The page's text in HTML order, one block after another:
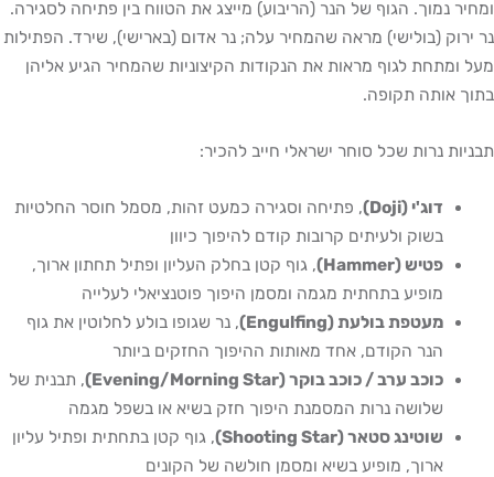
ומחיר נמוך. הגוף של הנר (הריבוע) מייצג את הטווח בין פתיחה לסגירה.
נר ירוק (בולישי) מראה שהמחיר עלה; נר אדום (בארישי), שירד. הפתילות
מעל ומתחת לגוף מראות את הנקודות הקיצוניות שהמחיר הגיע אליהן
בתוך אותה תקופה.
תבניות נרות שכל סוחר ישראלי חייב להכיר:
דוג'י (Doji)
, פתיחה וסגירה כמעט זהות, מסמל חוסר החלטיות
בשוק ולעיתים קרובות קודם להיפוך כיוון
פטיש (Hammer)
, גוף קטן בחלק העליון ופתיל תחתון ארוך,
מופיע בתחתית מגמה ומסמן היפוך פוטנציאלי לעלייה
מעטפת בולעת (Engulfing)
, נר שגופו בולע לחלוטין את גוף
הנר הקודם, אחד מאותות ההיפוך החזקים ביותר
כוכב ערב / כוכב בוקר (Evening/Morning Star)
, תבנית של
שלושה נרות המסמנת היפוך חזק בשיא או בשפל מגמה
שוטינג סטאר (Shooting Star)
, גוף קטן בתחתית ופתיל עליון
ארוך, מופיע בשיא ומסמן חולשה של הקונים